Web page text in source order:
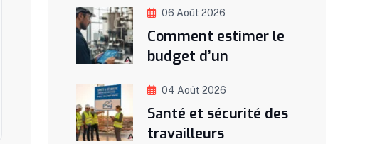
06 Août 2026
Comment estimer le
budget d’un
04 Août 2026
Santé et sécurité des
travailleurs